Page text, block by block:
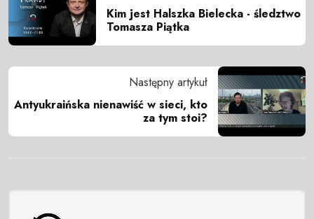
Kim jest Halszka Bielecka - śledztwo
Tomasza Piątka
Następny artykuł
Antyukraińska nienawiść w sieci, kto
za tym stoi?